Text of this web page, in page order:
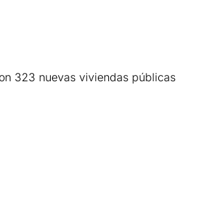
323 nuevas viviendas públicas